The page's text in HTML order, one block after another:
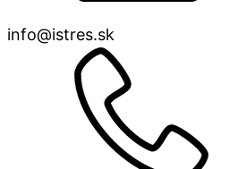
info@istres.sk